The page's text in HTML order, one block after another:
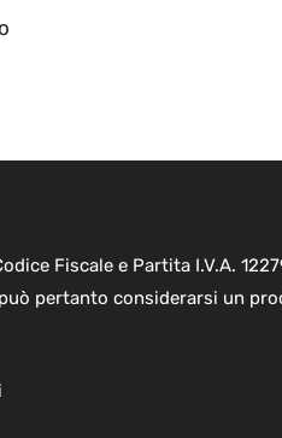
Fiscale e Partita I.V.A.
pertanto considerarsi un